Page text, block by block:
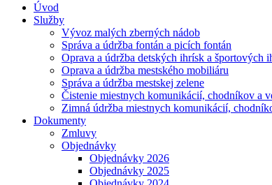
Úvod
Služby
Vývoz malých zberných nádob
Správa a údržba fontán a picích fontán
Oprava a údržba detských ihrísk a športových
Oprava a údržba mestského mobiliáru
Správa a údržba mestskej zelene
Čistenie miestnych komunikácií, chodníkov a
Zimná údržba miestnych komunikácií,
Dokumenty
Zmluvy
Objednávky
Objednávky 2026
Objednávky 2025